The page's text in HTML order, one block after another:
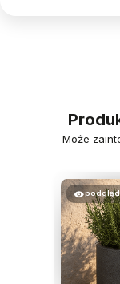
Może
podgląd